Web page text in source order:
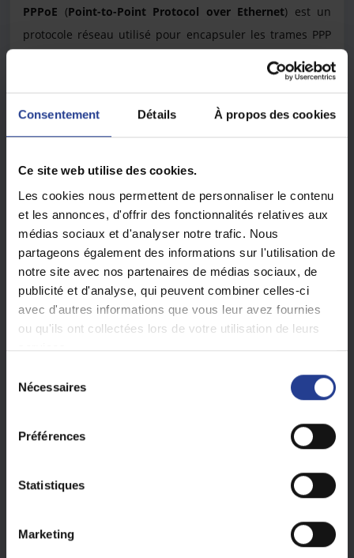
Consentement Détails À propos des cookies
Ce site web utilise des cookies.
Les cookies nous permettent de personnaliser le contenu
et les annonces, d'offrir des fonctionnalités relatives aux
médias sociaux et d'analyser notre trafic. Nous
partageons également des informations sur l'utilisation de
notre site avec nos partenaires de médias sociaux, de
publicité et d'analyse, qui peuvent combiner celles-ci
avec d'autres informations que vous leur avez fournies
ou qu'ils ont collectées lors de votre utilisation de leurs
services.
Nécessaires
Préférences
Statistiques
Marketing
PPPoE (Point-to-Point Protocol over Ethernet) est un
protocole réseau utilisé pour encapsuler les trames PPP
dans des trames Ethernet. Il combine le PPP qui possède
fonction d'authentification et de cryptage, et le
protocole Ethernet qui peut prendre en charge plusieurs
DHCPetPPPoEsont proposés par les fournisseurs
être créés, ce qui permettra une authentification lors de
adresse IP. Quant au DHCP, l'adresse IP sera attribué
Ne pas activer le protocole PPPoE si vous avez déjà un